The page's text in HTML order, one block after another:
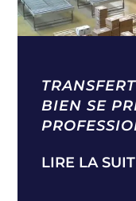
BIEN SE
LIRE LA